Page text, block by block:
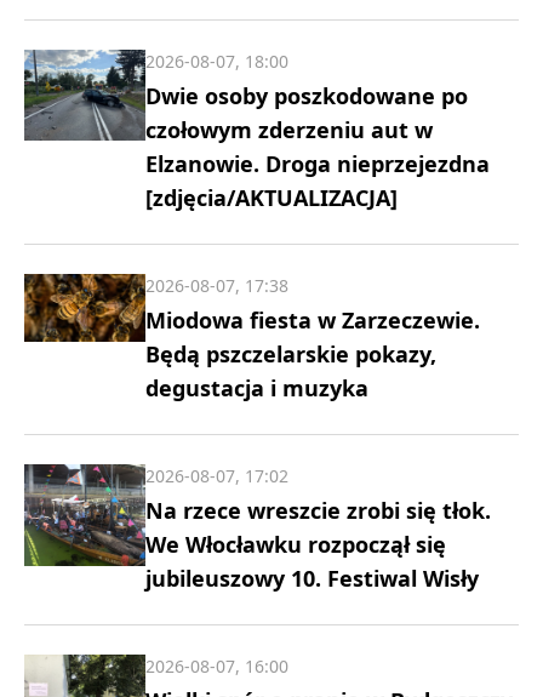
Dwie osoby poszkodowane po
czołowym zderzeniu aut w
Elzanowie. Droga nieprzejezdna
[zdjęcia/AKTUALIZACJA]
2026-08-07, 18:00
Miodowa fiesta w Zarzeczewie.
Będą pszczelarskie pokazy,
degustacja i muzyka
2026-08-07, 17:38
Na rzece wreszcie zrobi się tłok.
We Włocławku rozpoczął się
jubileuszowy 10. Festiwal Wisły
2026-08-07, 17:02
2026-08-07, 16:00